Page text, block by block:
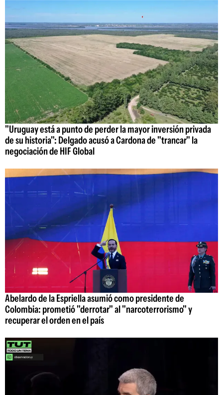
"Uruguay está a punto de perder la mayor inversión privada
de su historia": Delgado acusó a Cardona de "trancar" la
negociación de HIF Global
Abelardo de la Espriella asumió como presidente de
Colombia: prometió "derrotar" al "narcoterrorismo" y
recuperar el orden en el país